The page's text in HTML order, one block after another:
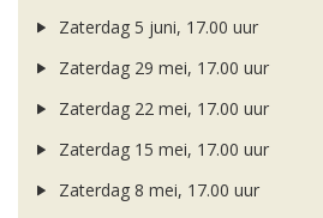
Zaterdag 5 juni, 17.00 uur
Zaterdag 29 mei, 17.00 uur
Zaterdag 22 mei, 17.00 uur
Zaterdag 15 mei, 17.00 uur
Zaterdag 8 mei, 17.00 uur